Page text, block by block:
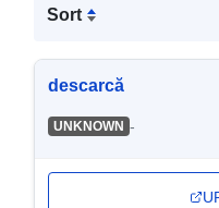
Sort
descarcă
UNKNOWN -